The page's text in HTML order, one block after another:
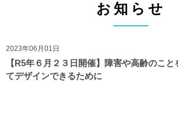
お知らせ
2023年06月01日
【R5年６月２３日開催】障害や高齢のこ
てデザインできるために